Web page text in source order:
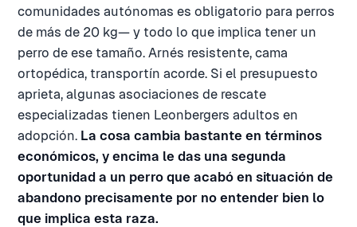
comunidades autónomas es obligatorio para perros
de más de 20 kg— y todo lo que implica tener un
perro de ese tamaño. Arnés resistente, cama
ortopédica, transportín acorde. Si el presupuesto
aprieta, algunas asociaciones de rescate
especializadas tienen Leonbergers adultos en
adopción. La cosa cambia bastante en términos
económicos, y encima le das una segunda
oportunidad a un perro que acabó en situación de
abandono precisamente por no entender bien lo
que implica esta raza.